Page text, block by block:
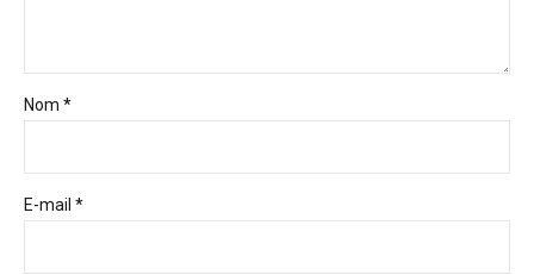
Nom *
E-mail *